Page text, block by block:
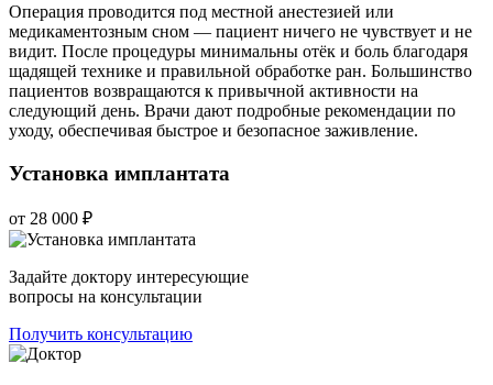
Операция проводится под местной анестезией или
медикаментозным сном — пациент ничего не чувствует и не
видит. После процедуры минимальны отёк и боль благодаря
щадящей технике и правильной обработке ран. Большинство
пациентов возвращаются к привычной активности на
следующий день. Врачи дают подробные рекомендации по
уходу, обеспечивая быстрое и безопасное заживление.
Установка имплантата
от 28 000 ₽
Задайте доктору интересующие
вопросы на консультации
Получить консультацию